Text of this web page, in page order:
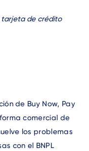
tarjeta de crédito
de Buy Now, Pay
comercial de
los problemas
con el BNPL